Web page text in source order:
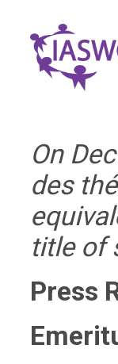
On
des
title of
Press